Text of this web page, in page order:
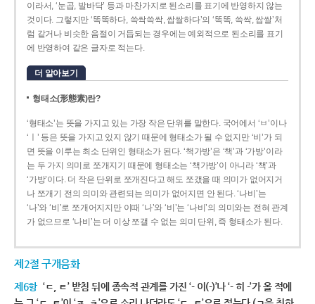
이라서, ‘눈곱, 발바닥’ 등과 마찬가지로 된소리를 표기에 반영하지 않는
것이다. 그렇지만 ‘똑똑하다, 쓱싹쓱싹, 쌉쌀하다’의 ‘똑똑, 쓱싹, 쌉쌀’처
럼 같거나 비슷한 음절이 거듭되는 경우에는 예외적으로 된소리를 표기
에 반영하여 같은 글자로 적는다.
더 알아보기
형태소(形態素)란?
‘형태소’는 뜻을 가지고 있는 가장 작은 단위를 말한다. 국어에서 ‘ㅂ’이나
‘ㅣ’ 등은 뜻을 가지고 있지 않기 때문에 형태소가 될 수 없지만 ‘비’가 되
면 뜻을 이루는 최소 단위인 형태소가 된다. ‘책가방’은 ‘책’과 ‘가방’이라
는 두 가지 의미로 쪼개지기 때문에 형태소는 ‘책가방’이 아니라 ‘책’과
‘가방’이다. 더 작은 단위로 쪼개진다고 해도 쪼갰을 때 의미가 없어지거
나 쪼개기 전의 의미와 관련되는 의미가 없어지면 안 된다. ‘나비’는
‘나’와 ‘비’로 쪼개어지지만 이때 ‘나’와 ‘비’는 ‘나비’의 의미와는 전혀 관계
가 없으므로 ‘나비’는 더 이상 쪼갤 수 없는 의미 단위, 즉 형태소가 된다.
제2절 구개음화
제6항 ‘ㄷ, ㅌ’ 받침 뒤에 종속적 관계를 가진 ‘- 이(-)’나 ‘- 히 -’가 올 적에